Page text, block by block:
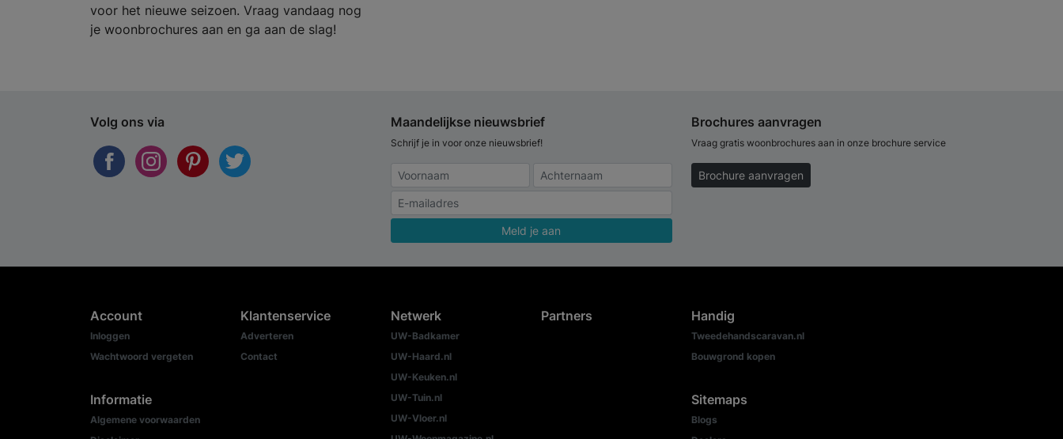
voor het nieuwe seizoen. Vraag vandaag nog
je woonbrochures aan en ga aan de slag!
Volg ons via Maandelijkse nieuwsbrief
Schrijf je in voor onze nieuwsbrief!
Meld je aan
Brochures aanvragen
Vraag gratis woonbrochures aan in onze brochure service
Brochure aanvragen
Account
Inloggen
Wachtwoord vergeten
Informatie
Algemene voorwaarden
Klantenservice
Adverteren
Contact
Netwerk
UW-Badkamer
UW-Haard.nl
UW-Keuken.nl
UW-Tuin.nl
UW-Vloer.nl
Partners Handig
Tweedehandscaravan.nl
Bouwgrond kopen
Sitemaps
Blogs